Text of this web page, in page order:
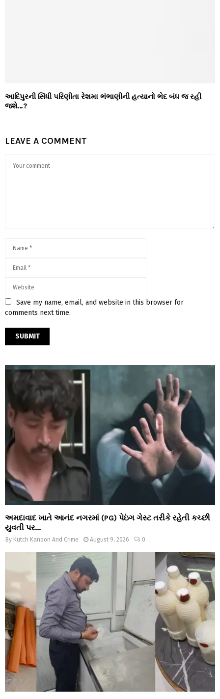
આદિપુરની સિંધી પરિણીતા રેશમા ભંભાણીની હત્યાનો ભેદ બંધ જ રહી
જશે…?
LEAVE A COMMENT
Save my name, email, and website in this browser for
comments next time.
અમદાવાદ ખાતે આનંદ નગરમાં (PG) પેઇંગ ગેસ્ટ તરીકે રહેતી કચ્છી
યુવતી પર...
By Kutch Kanoon And Crime August 9, 2026 0